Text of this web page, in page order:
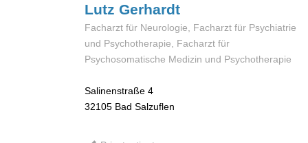
LutzGerhardt
Facharzt für Neurologie, Facharzt für Psychiatrie
und Psychotherapie, Facharzt für
Psychosomatische Medizin und Psychotherapie
Salinenstraße 4
32105 Bad Salzuflen